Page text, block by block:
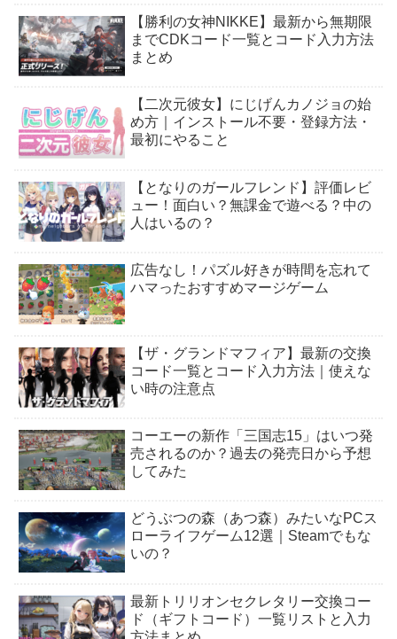
【勝利の女神NIKKE】最新から無期限
までCDKコード一覧とコード入力方法
まとめ
【二次元彼女】にじげんカノジョの始
め方｜インストール不要・登録方法・
最初にやること
【となりのガールフレンド】評価レビ
ュー！面白い？無課金で遊べる？中の
人はいるの？
広告なし！パズル好きが時間を忘れて
ハマったおすすめマージゲーム
【ザ・グランドマフィア】最新の交換
コード一覧とコード入力方法｜使えな
い時の注意点
コーエーの新作「三国志15」はいつ発
売されるのか？過去の発売日から予想
してみた
どうぶつの森（あつ森）みたいなPCス
ローライフゲーム12選｜Steamでもな
いの？
最新トリリオンセクレタリー交換コー
ド（ギフトコード）一覧リストと入力